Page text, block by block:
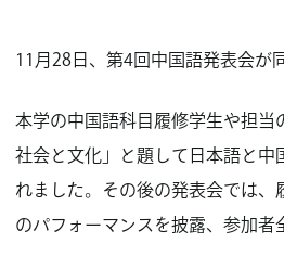
11月28日、第4回中国語発表会が
本学の中国語科目履修学生や担
社会と文化」と題して日本語と
れました。その後の発表会では
のパフォーマンスを披露、参加